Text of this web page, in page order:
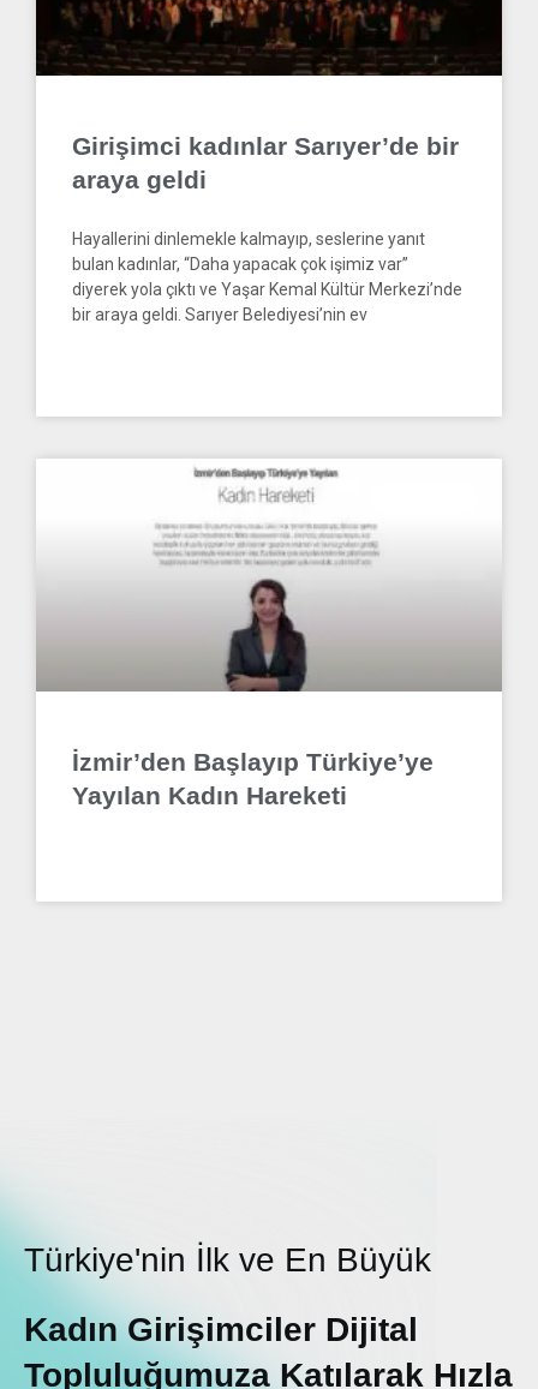
Girişimci kadınlar Sarıyer’de bir
araya geldi
Hayallerini dinlemekle kalmayıp, seslerine yanıt
bulan kadınlar, “Daha yapacak çok işimiz var”
diyerek yola çıktı ve Yaşar Kemal Kültür Merkezi’nde
bir araya geldi. Sarıyer Belediyesi’nin ev
İzmir’den Başlayıp Türkiye’ye
Yayılan Kadın Hareketi
Türkiye'nin İlk ve En Büyük
Kadın Girişimciler Dijital
Topluluğumuza Katılarak Hızla